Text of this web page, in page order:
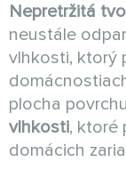
Nepretržitá
neustále
vlhkosti, ktorý
plocha
vlhkosti, ktoré
domácich